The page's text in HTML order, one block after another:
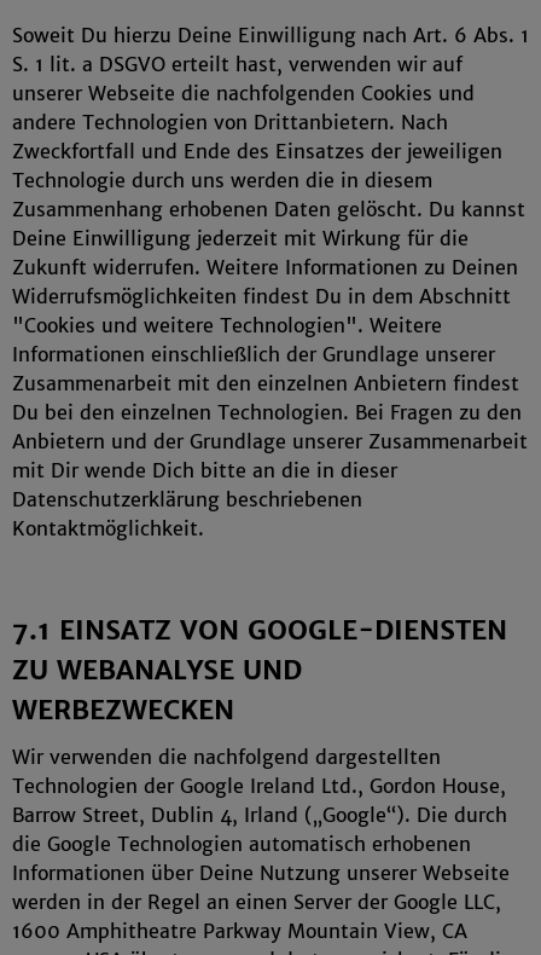
Soweit Du hierzu Deine Einwilligung nach Art. 6 Abs. 1
S. 1 lit. a DSGVO erteilt hast, verwenden wir auf
unserer Webseite die nachfolgenden Cookies und
andere Technologien von Drittanbietern. Nach
Zweckfortfall und Ende des Einsatzes der jeweiligen
Technologie durch uns werden die in diesem
Zusammenhang erhobenen Daten gelöscht. Du kannst
Deine Einwilligung jederzeit mit Wirkung für die
Zukunft widerrufen. Weitere Informationen zu Deinen
Widerrufsmöglichkeiten findest Du in dem Abschnitt
"Cookies und weitere Technologien". Weitere
Informationen einschließlich der Grundlage unserer
Zusammenarbeit mit den einzelnen Anbietern findest
Du bei den einzelnen Technologien. Bei Fragen zu den
Anbietern und der Grundlage unserer Zusammenarbeit
mit Dir wende Dich bitte an die in dieser
Datenschutzerklärung beschriebenen
Kontaktmöglichkeit.
7.1 EINSATZ VON GOOGLE-DIENSTEN
ZU WEBANALYSE UND
WERBEZWECKEN
Wir verwenden die nachfolgend dargestellten
Technologien der Google Ireland Ltd., Gordon House,
Barrow Street, Dublin 4, Irland („Google“). Die durch
die Google Technologien automatisch erhobenen
Informationen über Deine Nutzung unserer Webseite
werden in der Regel an einen Server der Google LLC,
1600 Amphitheatre Parkway Mountain View, CA